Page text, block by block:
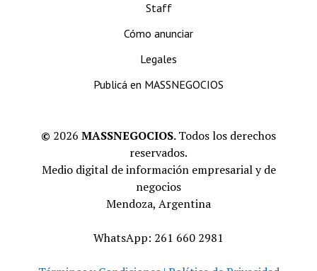
Staff
Cómo anunciar
Legales
Publicá en MASSNEGOCIOS
© 2026 MASSNEGOCIOS.Todos los derechos
reservados.
Medio digital de información empresarial y de
negocios
Mendoza, Argentina
WhatsApp: 261 660 2981